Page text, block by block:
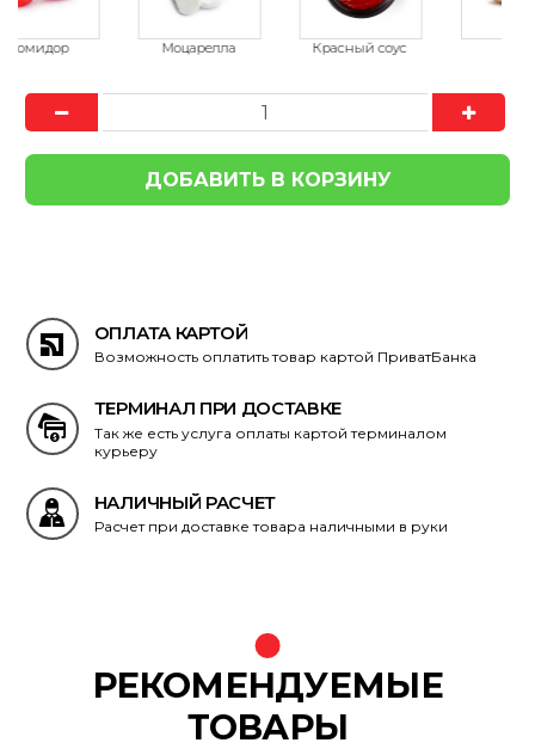
ОПЛАТА КАРТОЙ
Возможность оплатить товар картой ПриватБанка
ТЕРМИНАЛ ПРИ ДОСТАВКЕ
Так же есть услуга оплаты картой терминалом
курьеру
НАЛИЧНЫЙ РАСЧЕТ
Расчет при доставке товара наличными в руки
РЕКОМЕНДУЕМЫЕ
ТОВАРЫ